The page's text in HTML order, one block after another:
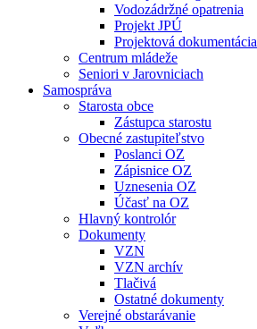
Vodozádržné opatrenia
Projekt JPÚ
Projektová
Centrum mládeže
Seniori v Jarovniciach
Samospráva
Starosta obce
Zástupca starostu
Obecné zastupiteľstvo
Poslanci OZ
Zápisnice OZ
Uznesenia OZ
Účasť na OZ
Hlavný kontrolór
Dokumenty
VZN
VZN archív
Tlačivá
Ostatné dokumenty
Verejné obstarávanie